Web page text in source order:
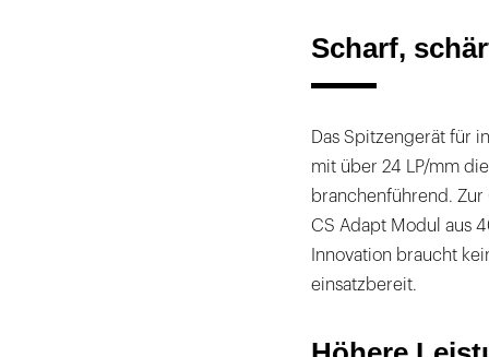
Scharf,
Das Spitzengerät für
mit über 24 LP/mm
branchenführend.
CS Adapt Modul aus
Innovation braucht
einsatzbereit.